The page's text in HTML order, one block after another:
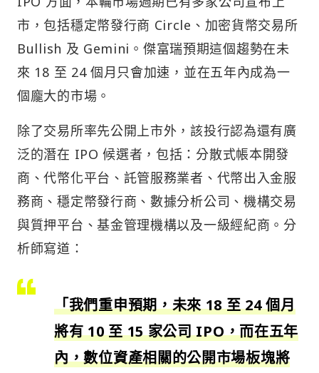
市，包括穩定幣發行商 Circle、加密貨幣交易所
Bullish 及 Gemini。傑富瑞預期這個趨勢在未
來 18 至 24 個月只會加速，並在五年內成為一
個龐大的市場。
除了交易所率先公開上市外，該投行認為還有廣
泛的潛在 IPO 候選者，包括：分散式帳本開發
商、代幣化平台、託管服務業者、代幣出入金服
務商、穩定幣發行商、數據分析公司、機構交易
與質押平台、基金管理機構以及一級經紀商。分
析師寫道：
「我們重申預期，未來 18 至 24 個月
將有 10 至 15 家公司 IPO，而在五年
內，數位資產相關的公開市場板塊將